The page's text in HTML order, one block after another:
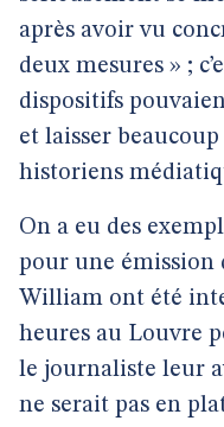
après avoir vu
deux mesures » ;
dispositifs
et laisser
historiens
On a eu des
pour une émission
William ont été
heures au Louvre
le journaliste leur
ne serait pas en